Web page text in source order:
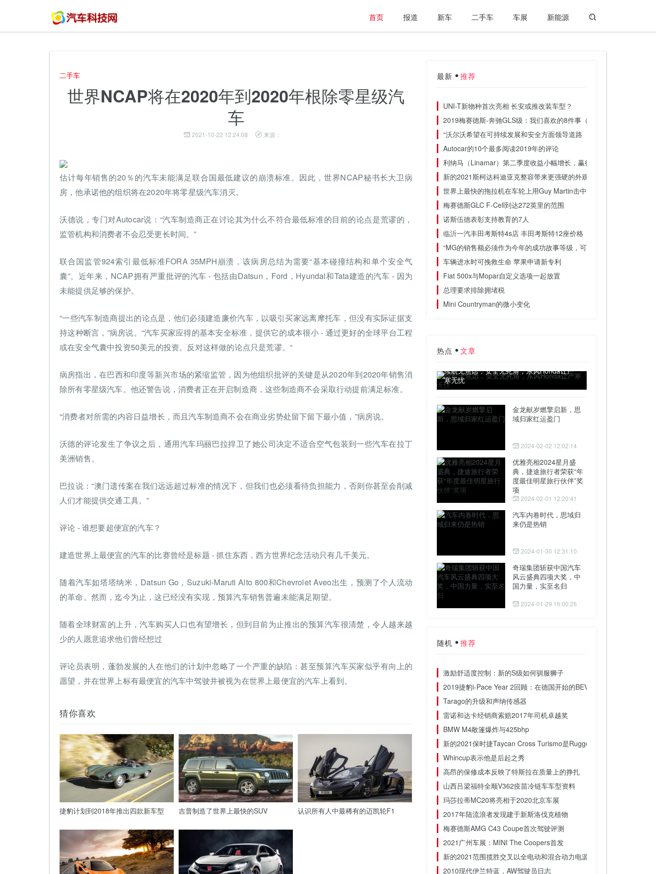
首页 报道 新车 二手车 车展 新能源
二手车
世界NCAP将在2020年到2020年根除零星级汽
车
2021-10-22 12:24:08 来源：
估计每年销售的20％的汽车未能满足联合国最低建议的崩溃标准。因此，世界NCAP秘书长大卫病
房，他承诺他的组织将在2020年将零星级汽车消灭。
沃德说，专门对Autocar说：“汽车制造商正在讨论其为什么不符合最低标准的目前的论点是荒谬的，
监管机构和消费者不会忍受更长时间。”
联合国监管924索引最低标准FORA 35MPH崩溃，该病房总结为需要“基本碰撞结构和单个安全气
囊”。近年来，NCAP拥有严重批评的汽车 - 包括由Datsun，Ford，Hyundai和Tata建造的汽车 - 因为
未能提供足够的保护。
“一些汽车制造商提出的论点是，他们必须建造廉价汽车，以吸引买家远离摩托车，但没有实际证据支
持这种断言，”病房说。“汽车买家应得的基本安全标准，提供它的成本很小 - 通过更好的全球平台工程
或在安全气囊中投资50美元的投资。反对这样做的论点只是荒谬。“
病房指出，在巴西和印度等新兴市场的紧缩监管，因为他组织批评的关键是从2020年到2020年销售消
除所有零星级汽车。他还警告说，消费者正在开启制造商，这些制造商不会采取行动提前满足标准。
“消费者对所需的内容日益增长，而且汽车制造商不会在商业劣势处留下留下最小值，”病房说。
沃德的评论发生了争议之后，通用汽车玛丽巴拉捍卫了她公司决定不适合空气包装到一些汽车在拉丁
美洲销售。
巴拉说：“澳门遗传案在我们远远超过标准的情况下，但我们也必须看待负担能力，否则你甚至会削减
人们才能提供交通工具。”
评论 - 谁想要超便宜的汽车？
建造世界上最便宜的汽车的比赛曾经是标题 - 抓住东西，西方世界纪念活动只有几千美元。
随着汽车如塔塔纳米，Datsun Go，Suzuki-Maruti Alto 800和Chevrolet Aveo出生，预测了个人流动
的革命。然而，迄今为止，这已经没有实现，预算汽车销售普遍未能满足期望。
随着全球财富的上升，汽车购买人口也有望增长，但到目前为止推出的预算汽车很清楚，令人越来越
少的人愿意追求他们曾经想过
评论员表明，蓬勃发展的人在他们的计划中忽略了一个严重的缺陷：甚至预算汽车买家似乎有向上的
愿望，并在世界上标有最便宜的汽车中驾驶并被视为在世界上最便宜的汽车上看到。
猜你喜欢
捷豹计划到2018年推出四款新车型 吉普制造了世界上最快的SUV 认识所有人中最稀有的迈凯轮F1
最新 推荐
UNI-T新物种首次亮相 长安或推改装车型？
2019梅赛德斯-奔驰GLS级：我们喜欢的8件事（还有3件事不多）
“沃尔沃希望在可持续发展和安全方面领导道路
Autocar的10个最多阅读2019年的评论
利纳马（Linamar）第二季度收益小幅增长，​​赢得了未来合同
新的2021斯柯达科迪亚克整容带来更强硬的外观和新的VRS
世界上最快的拖拉机在车轮上用Guy Martin击中103mph
梅赛德斯GLC F-Cell到达272英里的范围
诺斯伍德表彰支持教育的7人
临沂一汽丰田考斯特4s店 丰田考斯特12座价格
“MG的销售额必须作为今年的成功故事等级，可能是十年”
车辆进水时可挽救生命 苹果申请新专利
Fiat 500x与Mopar自定义选项一起放置
总理要求排除拥堵税
Mini Countryman的微小变化
热点 文章
续航无焦虑，安全无死角，东风Honda让严
寒无忧
金龙献岁燃擎启新，思
域归家红运盈门
2024-02-02 12:02:14
优雅亮相2024星月盛
典，捷途旅行者荣获“年
度最佳明星旅行伙伴”奖
项
2024-02-01 12:20:41
汽车内卷时代，思域归
来仍是热销
2024-01-30 12:31:10
奇瑞集团斩获中国汽车
风云盛典四项大奖，中
国力量，实至名归
2024-01-29 16:00:26
随机 推荐
激励舒适度控制：新的S级如何驯服狮子
2019捷豹i-Pace Year 2回顾：在德国开始的BEV冲击中，继续对特斯
Tarago的升级和声纳传感器
雷诺和达卡经销商索赔2017年司机卓越奖
BMW M4敞篷爆炸与425bhp
新的2021保时捷Taycan Cross Turismo是Rugged Ev Estate
Whincup表示他是后起之秀
高昂的保修成本反映了特斯拉在质量上的挣扎
山西吕梁福特全顺V362疫苗冷链车车型资料
玛莎拉蒂MC20将亮相于2020北京车展
2017年陆流浪者发现建于新斯洛伐克植物
梅赛德斯AMG C43 Coupe首次驾驶评测
2021广州车展：MINI The Coopers首发
新的2021范围揽胜交叉以全电动和混合动力电源到达
2010现代伊兰特蓝，AW驾驶员日志